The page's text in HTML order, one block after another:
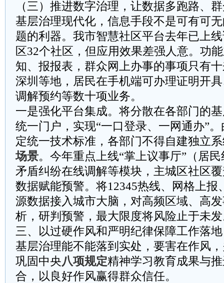
（三）推进数字治理，让数据多跑路、
基层治理现代化，信息手段不是可有可
题的利器。我市智慧社区平台去年已上
区32个社区，但应用效果差强人意。功
知、报报表，群众网上办事的事项只有
深圳等地，居民在手机端可办理证明开
调解预约等数十项业务。
一是强化平台集成。将分散在各部门的
统一门户，实现“一口登录、一网通办”
定统一技术标准，各部门不得自建独立
场景。今年重点上线“掌上议事厅”（居
矛盾纠纷在线调解等模块，主城区社区
数据赋能预警。将12345热线、网格上报
源数据接入城市大脑，对高频区域、高
析，研判预警，最大限度将风险止于未
三、以过硬作风和严明纪律保障工作落地
基层治理能不能落到实处，要害在作风
巩固中央八项规定精神学习教育成果与
合，以良好作风赢得群众信任。